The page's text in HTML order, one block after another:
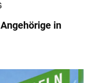
Angehörige in